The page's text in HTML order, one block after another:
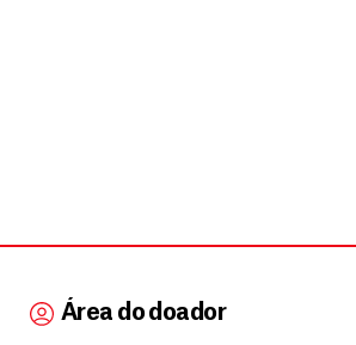
Área do doador